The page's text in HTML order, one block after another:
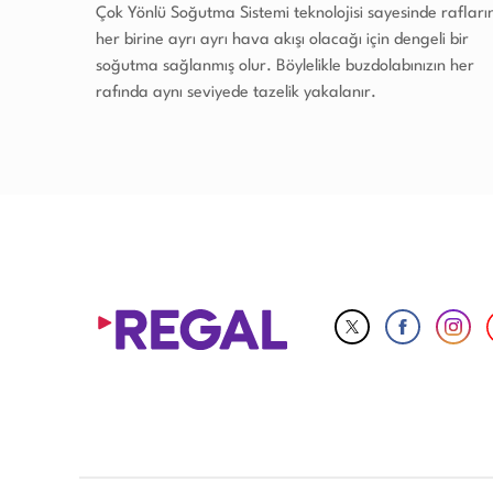
Çok Yönlü Soğutma Sistemi teknolojisi sayesinde
her birine ayrı ayrı hava akışı olacağı için dengeli bir
soğutma sağlanmış olur. Böylelikle buzdolabınızın her
rafında aynı seviyede tazelik yakalanır.